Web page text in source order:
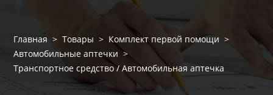
Главная > Товары > Комплект первой помощи >
Автомобильные аптечки >
Транспортное средство / Автомобильная аптечка